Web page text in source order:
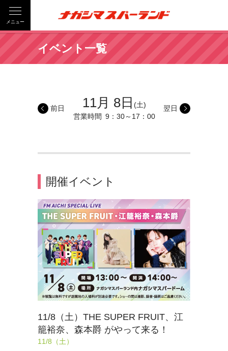
メニュー
イベント一覧
11月 8日 (土)
営業時間 9：30～17：00
前日 翌日
開催イベント
11/8（土）THE SUPER FRUIT、江
籠裕奈、森本爵 がやって来る！
11/8（土）